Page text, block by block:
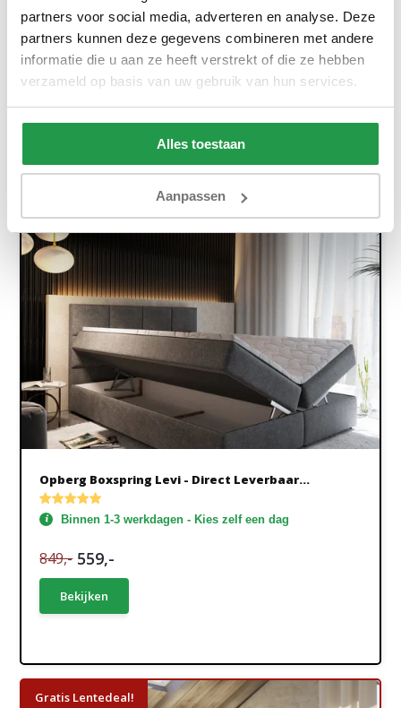
partners voor social media, adverteren en analyse. Deze
partners kunnen deze gegevens combineren met andere
informatie die u aan ze heeft verstrekt of die ze hebben
verzameld op basis van uw gebruik van hun services.
Alles toestaan
Aanpassen
Ca. 4 tot 6 weken
899,- 549,-
Meest gekozen!
Opberg Boxspring Levi - Direct Leverbaar...
Binnen 1-3 werkdagen - Kies zelf een dag
849,- 559,-
Bekijken
Gratis Lentedeal!